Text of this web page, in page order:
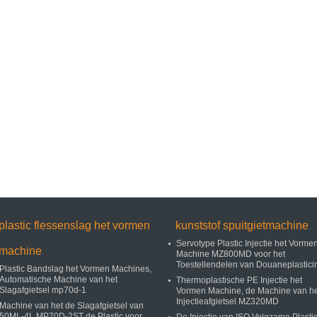
flessenslag het vormen
Plastic Bandslag het Vormen Machines,
Automatische Machine van het
Slagafgietsel mp70d-1
Machine van het de Slagafgietsel van
kunststof spuitgietmachine
Servotype Plastic Injectie het
Machine MZ800MD voor het
Toestellendelen van
Thermoplastische PE Injectie het
Vormen Machine, de Machine van
Injectieafgietsel MZ320MD